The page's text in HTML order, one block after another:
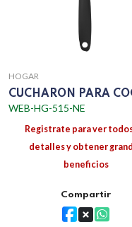
HOGAR
CUCHARON PARA
WEB-HG-515-NE
Registrate para ver
detalles y obtener
beneficios
Compartir